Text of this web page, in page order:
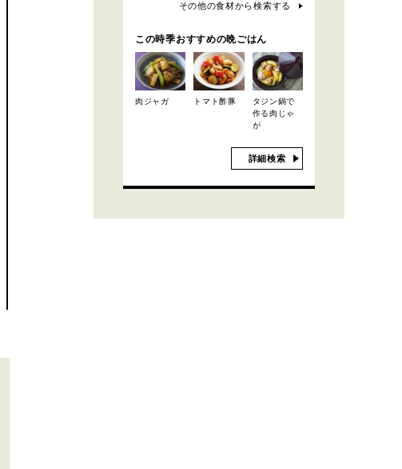
その他の食材から検索する
この時季おすすめの晩ごはん
肉ジャガ トマト酢豚
タジン鍋で
作る肉じゃ
が
詳細検索